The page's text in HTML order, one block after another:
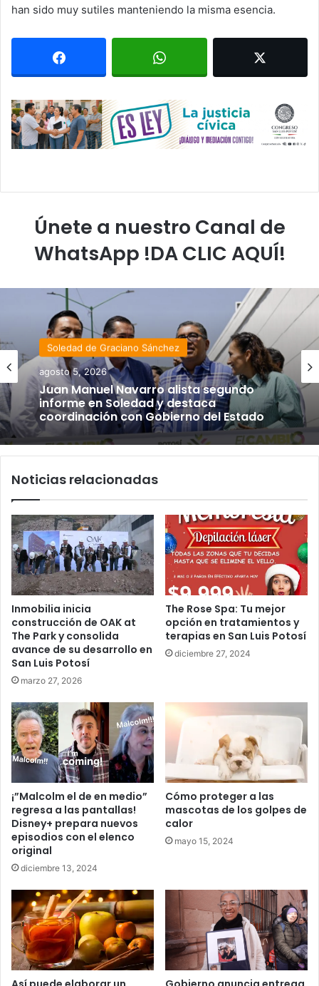
han sido muy sutiles manteniendo la misma esencia.
Únete a nuestro Canal de
WhatsApp !DA CLIC AQUÍ!
Soledad de Graciano Sánchez
agosto 5, 2026
Juan Manuel Navarro alista segundo
informe en Soledad y destaca
coordinación con Gobierno del Estado
Noticias relacionadas
Inmobilia inicia
construcción de OAK at
The Park y consolida
avance de su desarrollo en
San Luis Potosí
marzo 27, 2026
The Rose Spa: Tu mejor
opción en tratamientos y
terapias en San Luis Potosí
diciembre 27, 2024
¡”Malcolm el de en medio”
regresa a las pantallas!
Disney+ prepara nuevos
episodios con el elenco
original
diciembre 13, 2024
Cómo proteger a las
mascotas de los golpes de
calor
mayo 15, 2024